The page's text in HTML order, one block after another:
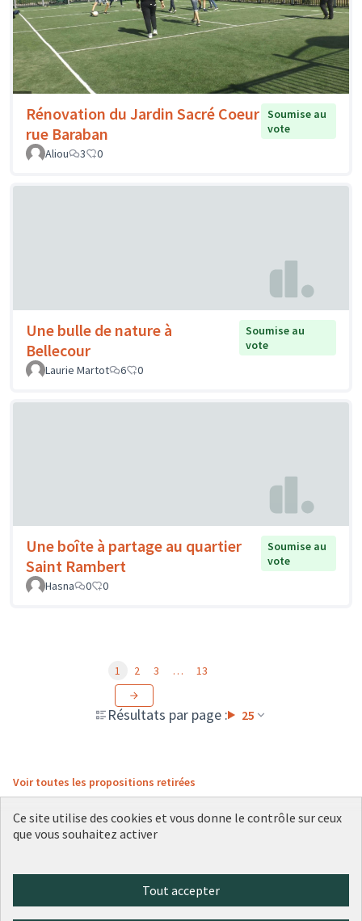
Rénovation du Jardin Sacré Coeur
rue Baraban
Soumise au
vote
Aliou
3 0
Une bulle de nature à
Bellecour
Soumise au
vote
Laurie Martot
6 0
Une boîte à partage au quartier
Saint Rambert
Soumise au
vote
Hasna
0 0
Résultats par page : 25
1 2 3 … 13
Voir toutes les propositions retirées
(Lien externe)
(Lien externe)
(Lien externe)
(Lien externe)
(Lien externe)
Ce site utilise des cookies et vous donne le contrôle sur ceux
que vous souhaitez activer
Tout accepter